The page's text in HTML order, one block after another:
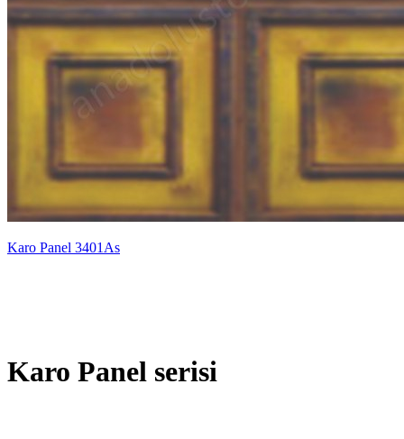
Karo Panel 3401As
Karo Panel serisi